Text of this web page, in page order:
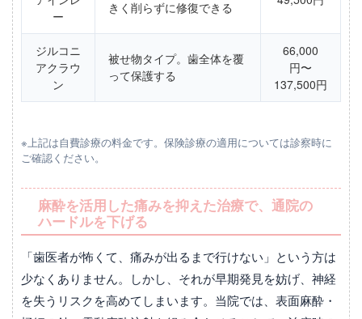
ー
きく削らずに修復できる
ジルコニ
アクラウ
ン
被せ物タイプ。歯全体を覆
って保護する
66,000
円〜
137,500円
※上記は自費診療の料金です。保険診療の適用については診察時に
ご確認ください。
麻酔を活用した痛みを抑えた治療で、通院の
ハードルを下げる
「歯医者が怖くて、痛みが出るまで行けない」という方は
少なくありません。しかし、それが早期発見を妨げ、神経
を失うリスクを高めてしまいます。当院では、表面麻酔・